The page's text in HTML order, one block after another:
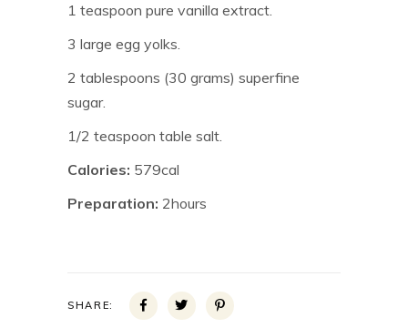
1 teaspoon pure vanilla extract.
3 large egg yolks.
2 tablespoons (30 grams) superfine
sugar.
1/2 teaspoon table salt.
Calories: 579cal
Preparation: 2hours
SHARE: